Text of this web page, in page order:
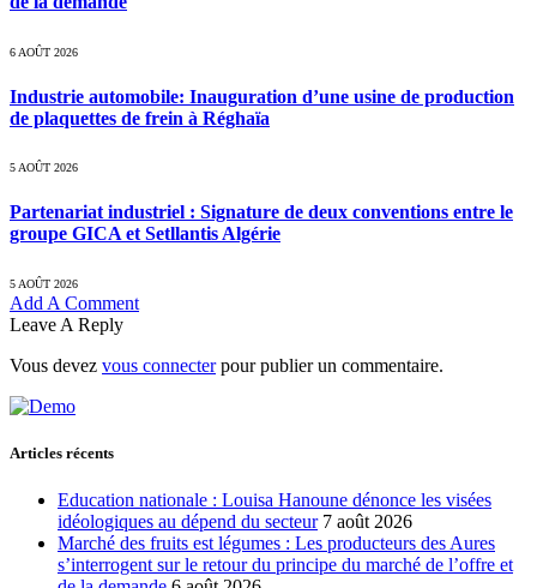
6 AOÛT 2026
Industrie automobile: Inauguration d’une usine de production
de plaquettes de frein à Réghaïa
5 AOÛT 2026
Partenariat industriel : Signature de deux conventions entre le
groupe GICA et Setllantis Algérie
5 AOÛT 2026
Add A Comment
Leave A Reply
Vous devez vous connecterpour publier un commentaire.
Articles récents
Education nationale : Louisa Hanoune dénonce les visées
idéologiques au dépend du secteur 7 août 2026
Marché des fruits est légumes : Les producteurs des Aures
s’interrogent sur le retour du principe du marché de l’offre et